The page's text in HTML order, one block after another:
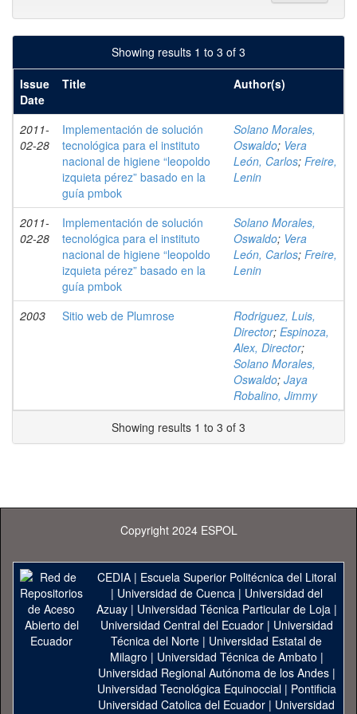
Showing results 1 to 3 of 3
Issue
Date
Title Author(s)
2011-
02-28
Implementación de solución
tecnológica para el instituto
nacional de higiene “leopoldo
izquieta pérez” basado en la
guía pmbok
Solano Morales,
Oswaldo; Vera
León, Carlos; Freire,
Lenin
2011-
02-28
Implementación de solución
tecnológica para el instituto
nacional de higiene “leopoldo
izquieta pérez” basado en la
guía pmbok
Solano Morales,
Oswaldo; Vera
León, Carlos; Freire,
Lenin
2003 Sitio web de Plumrose
Rodriguez, Luis,
Director; Espinoza,
Alex, Director;
Solano Morales,
Oswaldo; Jaya
Robalino, Jimmy
Showing results 1 to 3 of 3
Copyright 2024 ESPOL
CEDIA| Escuela Superior Politécnica del Litoral
| Universidad de Cuenca| Universidad del
Azuay| Universidad Técnica Particular de Loja|
Universidad Central del Ecuador| Universidad
Técnica del Norte | Universidad Estatal de
Milagro | Universidad Técnica de Ambato |
Universidad Regional Autónoma de los Andes|
Universidad Tecnológica Equinoccial| Pontificia
Universidad Catolica del Ecuador | Universidad